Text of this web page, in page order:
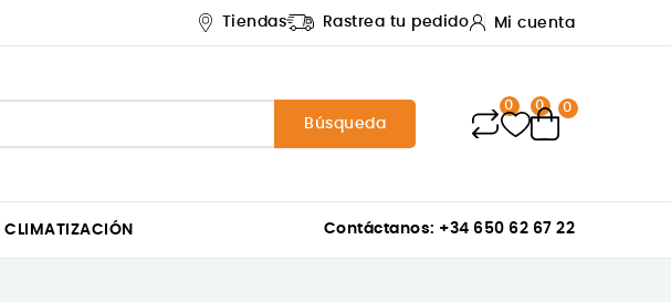
Tiendas Rastrea tu pedido Mi cuenta
Búsqueda
0 0 0
CLIMATIZACIÓN Contáctanos: +34 650 62 67 22